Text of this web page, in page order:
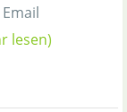
lesen)